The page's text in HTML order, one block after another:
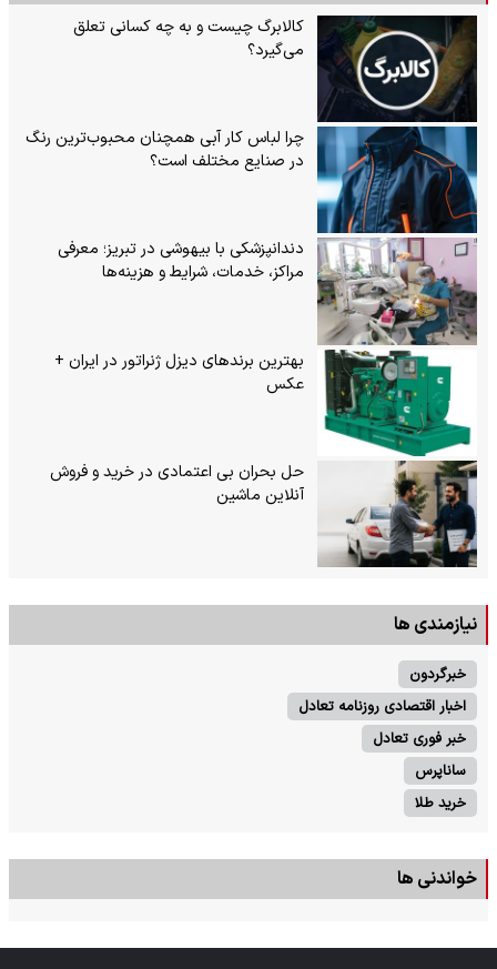
کالابرگ چیست و به چه کسانی تعلق
می‌گیرد؟
چرا لباس کار آبی همچنان محبوب‌ترین رنگ
در صنایع مختلف است؟
دندانپزشکی با بیهوشی در تبریز؛ معرفی
مراکز، خدمات، شرایط و هزینه‌ها
بهترین برندهای دیزل ژنراتور در ایران +
عکس
حل بحران بی‌ اعتمادی در خرید و فروش
آنلاین ماشین
نیازمندی ها
خبرگردون
اخبار اقتصادی روزنامه تعادل
خبر فوری تعادل
ساناپرس
خرید طلا
خواندنی ها